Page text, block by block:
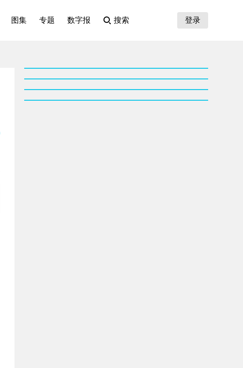
图集 专题 数字报 搜索 登录